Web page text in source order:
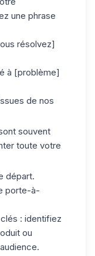
une phrase
résolvez]
à [problème]
de nos
souvent
toute votre
départ.
porte-à-
: identifiez
ou